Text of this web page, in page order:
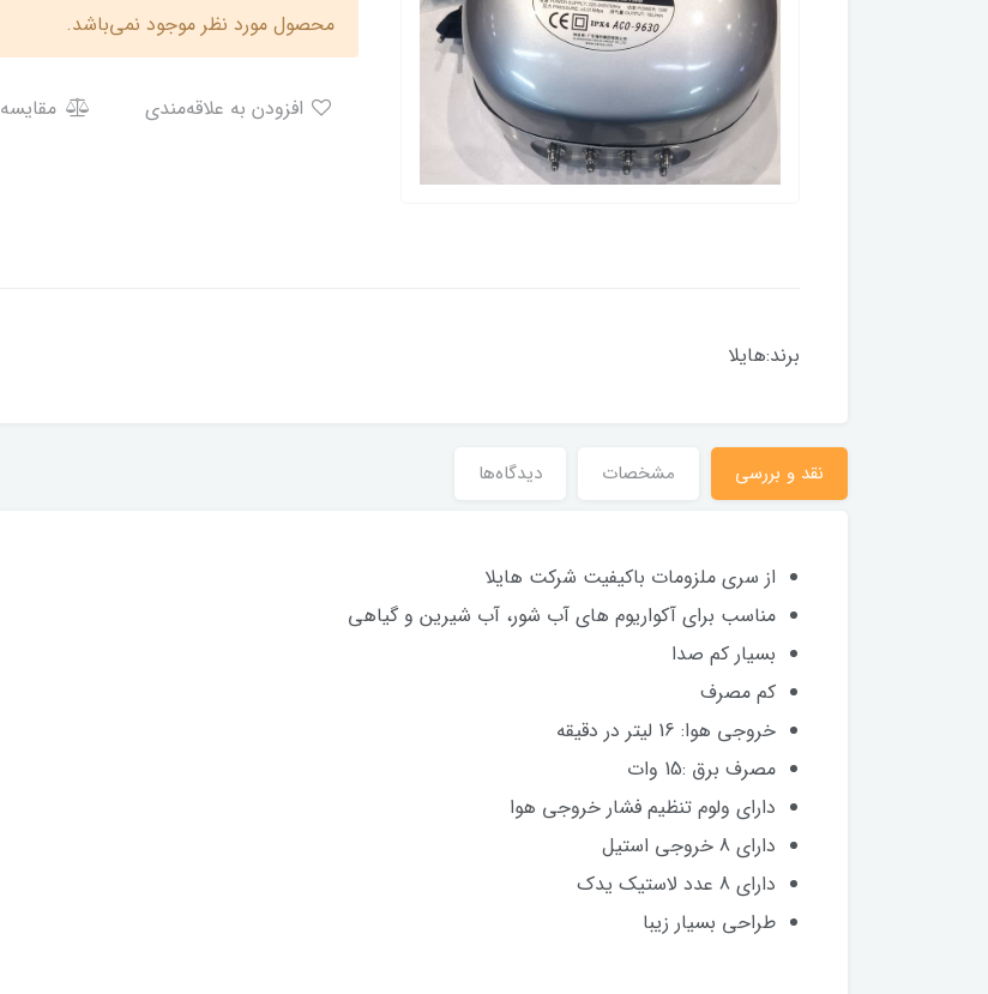
محصول مورد نظر موجود نمی‌باشد.
مقایسه
برند:هایلا
نقد و بررسی مشخصات دیدگاه‌ها
از سری ملزومات باکیفیت شرکت هایلا
مناسب برای آکواریوم های آب شور، آب شیرین و گیاهی
بسیار کم صدا
کم مصرف
خروجی هوا: 16 لیتر در دقیقه
مصرف برق :15 وات
دارای ولوم تنظیم فشار خروجی هوا
دارای 8 خروجی استیل
دارای 8 عدد لاستیک یدک
طراحی بسیار زیبا